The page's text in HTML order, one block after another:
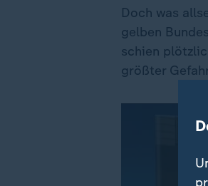
Doch was
gelben
schien
größter